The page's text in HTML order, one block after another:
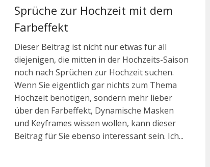
Sprüche zur Hochzeit mit dem
Farbeffekt
Dieser Beitrag ist nicht nur etwas für all
diejenigen, die mitten in der Hochzeits-Saison
noch nach Sprüchen zur Hochzeit suchen.
Wenn Sie eigentlich gar nichts zum Thema
Hochzeit benötigen, sondern mehr lieber
über den Farbeffekt, Dynamische Masken
und Keyframes wissen wollen, kann dieser
Beitrag für Sie ebenso interessant sein. Ich...